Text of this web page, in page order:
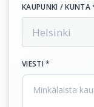
KAUPUNKI / KUNTA
VIESTI *